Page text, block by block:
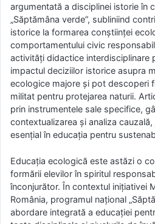
argumentată a disciplinei istorie în
„Săptămâna verde”, subliniind
istorice la formarea conștiinței
comportamentului civic
activități didactice interdisciplinare
impactul deciziilor istorice asupra
ecologice majore și pot descoperi
militat pentru protejarea naturii.
prin instrumentele sale specifice,
contextualizarea și analiza
esențial în educația pentru
Educația ecologică este astăzi o
formării elevilor în spiritul
înconjurător. În contextul inițiativei
România, programul național
abordare integrată a educației